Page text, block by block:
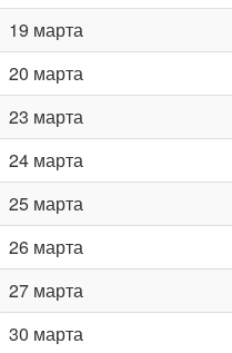
19 марта
20 марта
23 марта
24 марта
25 марта
26 марта
27 марта
30 марта